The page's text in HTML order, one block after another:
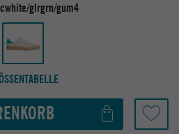
cwhite/glrgrn/gum4